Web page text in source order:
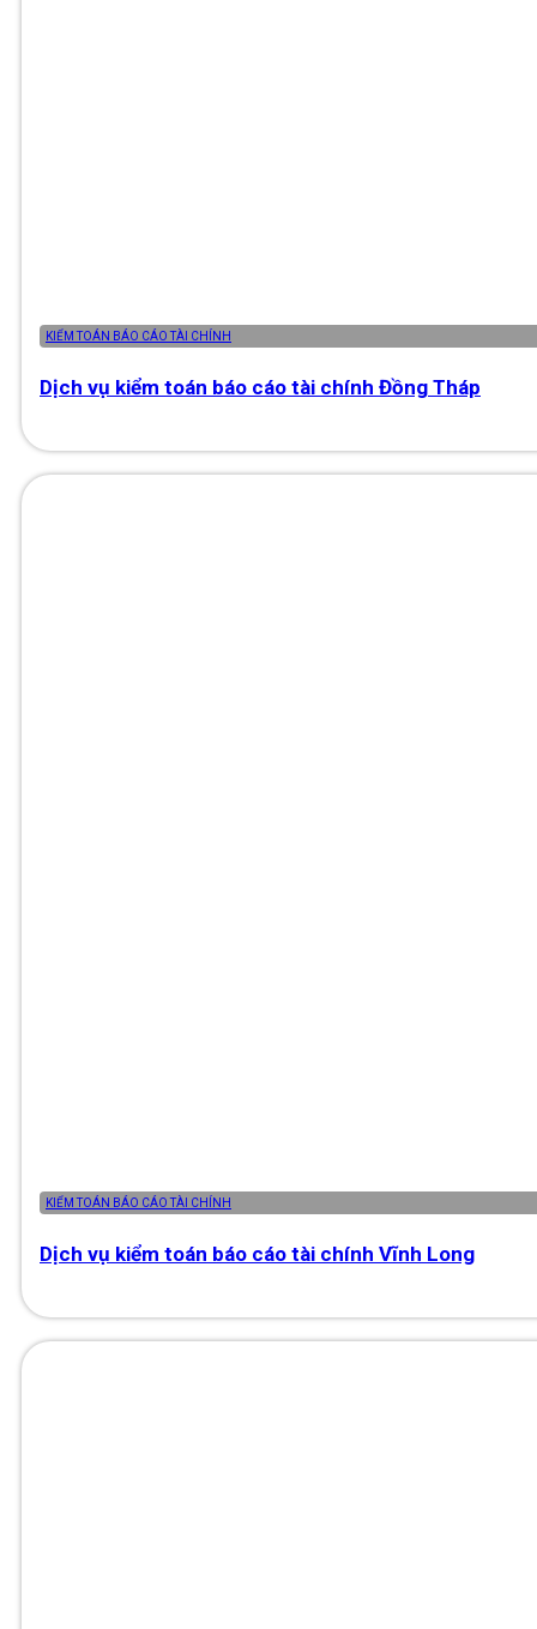
KIỂM TOÁN BÁO CÁO TÀI CHÍNH
Dịch vụ kiểm toán báo cáo tài chính Đồng Tháp
KIỂM TOÁN BÁO CÁO TÀI CHÍNH
Dịch vụ kiểm toán báo cáo tài chính Vĩnh Long